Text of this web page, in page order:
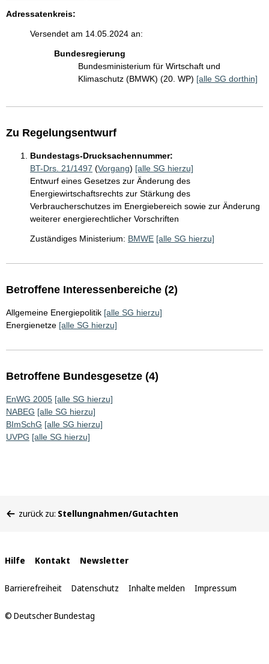
Adressatenkreis:
Versendet am 14.05.2024 an:
Bundesregierung
Bundesministerium für Wirtschaft und
Klimaschutz (BMWK) (20. WP) [alle SG dorthin]
Zu Regelungsentwurf
Bundestags-Drucksachennummer:
BT-Drs. 21/1497 (Vorgang) [alle SG hierzu]
Entwurf eines Gesetzes zur Änderung des
Energiewirtschaftsrechts zur Stärkung des
Verbraucherschutzes im Energiebereich sowie zur Änderung
weiterer energierechtlicher Vorschriften
Zuständiges Ministerium: BMWE [alle SG hierzu]
Betroffene Interessenbereiche (2)
Allgemeine Energiepolitik [alle SG hierzu]
Energienetze [alle SG hierzu]
Betroffene Bundesgesetze (4)
EnWG 2005 [alle SG hierzu]
NABEG [alle SG hierzu]
BImSchG [alle SG hierzu]
UVPG [alle SG hierzu]
befinden
zurück zu: Stellungnahmen/Gutachten
Interne
Links
Hilfe Kontakt Newsletter
Barrierefreiheit Datenschutz Inhalte melden Impressum
© Deutscher Bundestag